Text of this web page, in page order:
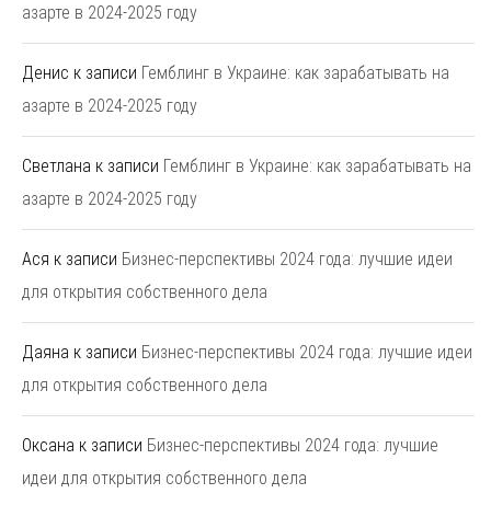
азарте в 2024-2025 году
Денис к записи Гемблинг в Украине: как зарабатывать на
азарте в 2024-2025 году
Светлана к записи Гемблинг в Украине: как зарабатывать на
азарте в 2024-2025 году
Ася к записи Бизнес-перспективы 2024 года: лучшие идеи
для открытия собственного дела
Даяна к записи Бизнес-перспективы 2024 года: лучшие идеи
для открытия собственного дела
Оксана к записи Бизнес-перспективы 2024 года: лучшие
идеи для открытия собственного дела